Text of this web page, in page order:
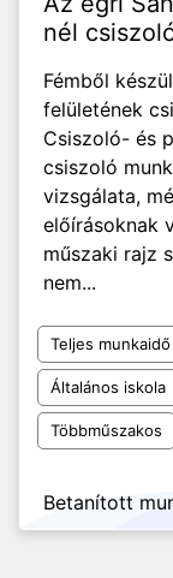
nél
Fémből
felületének
Csiszoló- és
csiszoló
vizsgálata,
előírásoknak
műszaki rajz
nem...
Teljes
Általános iskola
Többműszakos
Betanított